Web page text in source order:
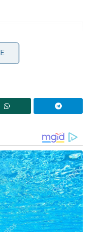
പ്രധാനമന്ത്രി
അമിത്
ധാമിയുമായി
ശേഖരിച്ചു.